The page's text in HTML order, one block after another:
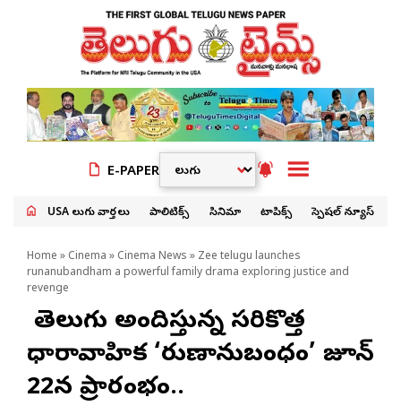
E-PAPER
USA తెలుగు వార్తలు పాలిటిక్స్ సినిమా టాపిక్స్ స్పెషల్ న్యూస్
Home » Cinema » Cinema News » Zee telugu launches
runanubandham a powerful family drama exploring justice and
revenge
జీ తెలుగు అందిస్తున్న సరికొత్త
ధారావాహిక ‘రుణానుబంధం’ జూన్
22న ప్రారంభం..